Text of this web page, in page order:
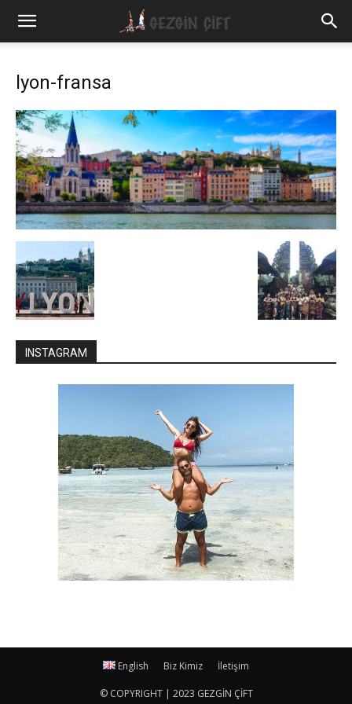
Gezgin
Çiftlyon-fransa
INSTAGRAM
English Biz Kimiz İletişim
© COPYRIGHT | 2023 GEZGİN ÇİFT